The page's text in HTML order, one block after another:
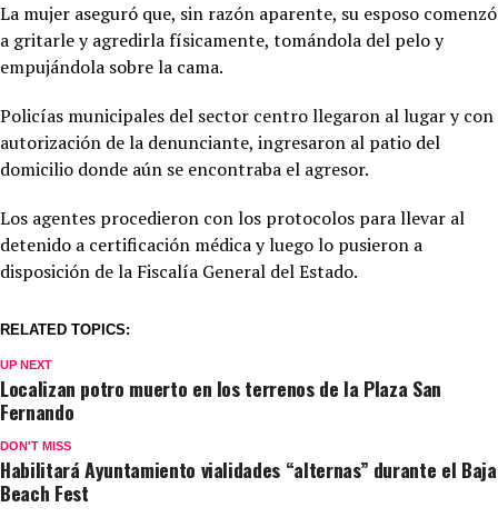
La mujer aseguró que, sin razón aparente, su esposo comenzó
a gritarle y agredirla físicamente, tomándola del pelo y
empujándola sobre la cama.
Policías municipales del sector centro llegaron al lugar y con
autorización de la denunciante, ingresaron al patio del
domicilio donde aún se encontraba el agresor.
Los agentes procedieron con los protocolos para llevar al
detenido a certificación médica y luego lo pusieron a
disposición de la Fiscalía General del Estado.
RELATED TOPICS:
UP NEXT
Localizan potro muerto en los terrenos de la Plaza San
Fernando
DON'T MISS
Habilitará Ayuntamiento vialidades “alternas” durante el Baja
Beach Fest